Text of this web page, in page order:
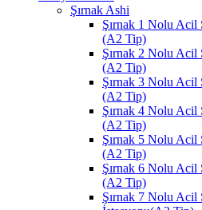
Şırnak Ashi
Şırnak 1 Nolu Acil
(A2 Tip)
Şırnak 2 Nolu Acil
(A2 Tip)
Şırnak 3 Nolu Acil
(A2 Tip)
Şırnak 4 Nolu Acil
(A2 Tip)
Şırnak 5 Nolu Acil
(A2 Tip)
Şırnak 6 Nolu Acil
(A2 Tip)
Şırnak 7 Nolu Acil